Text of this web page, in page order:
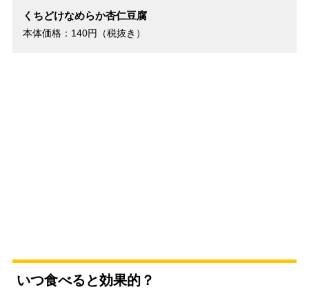
くちどけなめらか杏仁豆腐
本体価格：140円（税抜き）
いつ食べると効果的？